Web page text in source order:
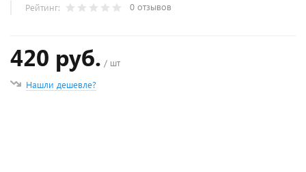
Рейтинг: 0 отзывов
420 руб. / шт
Нашли дешевле?